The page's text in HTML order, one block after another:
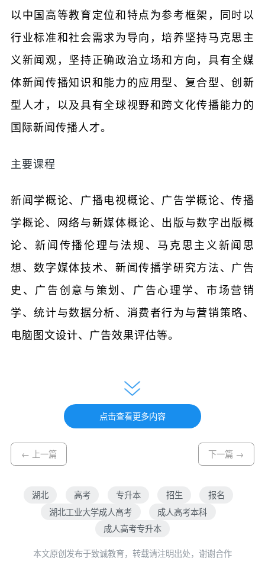
以中国高等教育定位和特点为参考框架，同时以
行业标准和社会需求为导向，培养坚持马克思主
义新闻观，坚持正确政治立场和方向，具有全媒
体新闻传播知识和能力的应用型、复合型、创新
型人才，以及具有全球视野和跨文化传播能力的
国际新闻传播人才。
主要课程
新闻学概论、广播电视概论、广告学概论、传播
学概论、网络与新媒体概论、出版与数字出版概
论、新闻传播伦理与法规、马克思主义新闻思
想、数字媒体技术、新闻传播学研究方法、广告
史、广告创意与策划、广告心理学、市场营销
学、统计与数据分析、消费者行为与营销策略、
电脑图文设计、广告效果评估等。
成人高考专升本广告学专业还是比较好考的，
如果你的基础课与专业课的基础扎实，通过考试
不成问题，而且考试内容基本都是高中知题，专
报名条件
年满17周岁，具有国民教育系列高等学校、高等
点击查看更多内容
← 上一篇 下一篇 →
湖北 高考 专升本 招生
报名
湖北工业大学成人高考
成人高考本科
成人高考专升本
本文原创发布于致诚教育，转载请注明出处，谢谢合作